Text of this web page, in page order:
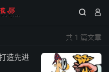
 
共 1 篇文章
造先进